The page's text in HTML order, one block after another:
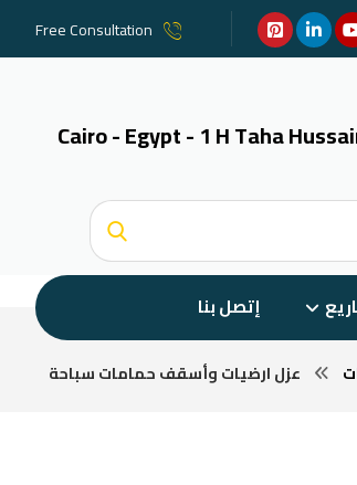
Free Consultation
Cairo - Egypt - 1 H Taha
إتصل بنا
عزل ارضيات وأسقف حمامات سباحة